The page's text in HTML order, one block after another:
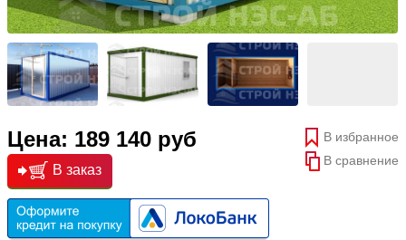
Цена: 189 140 руб
В избранное
В сравнение
В заказ